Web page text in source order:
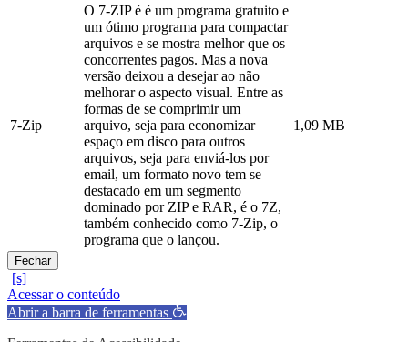
7-Zip
O 7-ZIP é é um programa gratuito e
um ótimo programa para compactar
arquivos e se mostra melhor que os
concorrentes pagos. Mas a nova
versão deixou a desejar ao não
melhorar o aspecto visual. Entre as
formas de se comprimir um
arquivo, seja para economizar
espaço em disco para outros
arquivos, seja para enviá-los por
email, um formato novo tem se
destacado em um segmento
dominado por ZIP e RAR, é o 7Z,
também conhecido como 7-Zip, o
programa que o lançou.
1,09 MB
Fechar
Acessar o conteúdo
Abrir a barra de ferramentas